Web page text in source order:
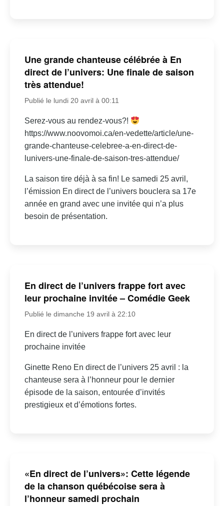
Une grande chanteuse célébrée à En
direct de l’univers: Une finale de saison
très attendue!
Publié le lundi 20 avril à 00:11
Serez-vous au rendez-vous?!
https://www.noovomoi.ca/en-vedette/article/une-
grande-chanteuse-celebree-a-en-direct-de-
lunivers-une-finale-de-saison-tres-attendue/
La saison tire déjà à sa fin! Le samedi 25 avril,
l’émission En direct de l’univers bouclera sa 17e
année en grand avec une invitée qui n’a plus
besoin de présentation.
En direct de l’univers frappe fort avec
leur prochaine invitée – Comédie Geek
Publié le dimanche 19 avril à 22:10
En direct de l’univers frappe fort avec leur
prochaine invitée
Ginette Reno En direct de l’univers 25 avril : la
chanteuse sera à l’honneur pour le dernier
épisode de la saison, entourée d’invités
prestigieux et d’émotions fortes.
«En direct de l’univers»: Cette légende
de la chanson québécoise sera à
l’honneur samedi prochain